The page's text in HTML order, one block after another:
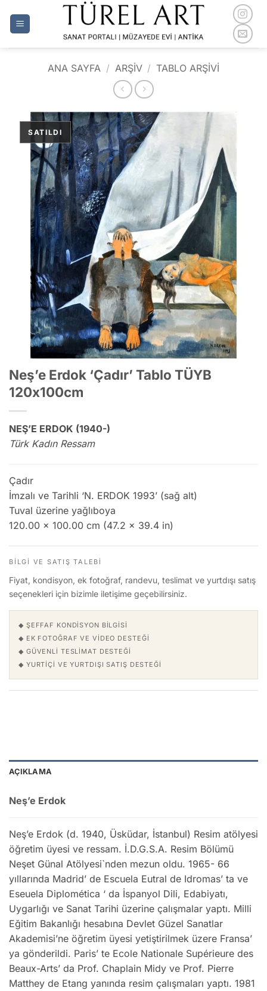
ANA SAYFA / ARŞİV / TABLO ARŞIVI
Neş’e Erdok ‘Çadır’ Tablo TÜYB
120x100cm
NEŞ’E ERDOK (1940-)
Türk Kadın Ressam
Çadır
İmzalı ve Tarihli ‘N. ERDOK 1993’ (sağ alt)
Tuval üzerine yağlıboya
120.00 x 100.00 cm (47.2 x 39.4 in)
BILGI VE SATIŞ TALEBI
Fiyat, kondisyon, ek fotoğraf, randevu, teslimat ve yurtdışı satış
seçenekleri için bizimle iletişime geçebilirsiniz.
◆ ŞEFFAF KONDISYON BILGISI
◆ EK FOTOĞRAF VE VIDEO DESTEĞI
◆ GÜVENLI TESLIMAT DESTEĞI
◆ YURTIÇI VE YURTDIŞI SATIŞ DESTEĞI
AÇIKLAMA
Neş’e Erdok
Neş’e Erdok (d. 1940, Üsküdar, İstanbul) Resim atölyesi
öğretim üyesi ve ressam. İ.D.G.S.A. Resim Bölümü
Neşet Günal Atölyesi`nden mezun oldu. 1965- 66
yıllarında Madrid’ de Escuela Eutral de Idromas’ ta ve
Eseuela Diplomética ‘ da İspanyol Dili, Edabiyatı,
Uygarlığı ve Sanat Tarihi üzerine çalışmalar yaptı. Milli
Eğitim Bakanlığı hesabına Devlet Güzel Sanatlar
Akademisi’ne öğretim üyesi yetiştirilmek üzere Fransa’
ya gönderildi. Paris’ te Ecole Nationale Supérieure des
Beaux-Arts’ da Prof. Chaplain Midy ve Prof. Pierre
Matthey de Etang yanında resim çalışmaları yaptı. 1981